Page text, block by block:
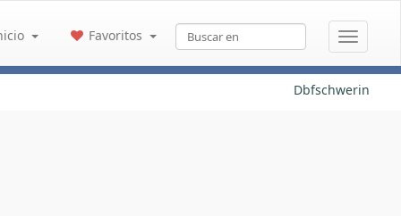
Favoritos
Dbfschwerin